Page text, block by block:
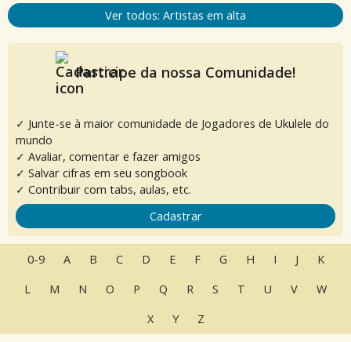
Ver todos: Artistas em alta
Participe da nossa Comunidade!
✓ Junte-se à maior comunidade de Jogadores de Ukulele do
mundo
✓ Avaliar, comentar e fazer amigos
✓ Salvar cifras em seu songbook
✓ Contribuir com tabs, aulas, etc.
Cadastrar
0-9 A B C D E F G H I J
K
L
M N O P Q R S T U V
W
X
Y Z